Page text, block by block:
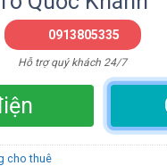
0913805335
Hỗ trợ quý khách 24/7
cho thuê